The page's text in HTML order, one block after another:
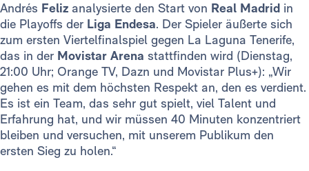
Andrés Feliz analysierte den Start von Real Madrid in
die Playoffs der Liga Endesa. Der Spieler äußerte sich
zum ersten Viertelfinalspiel gegen La Laguna Tenerife,
das in der Movistar Arena stattfinden wird (Dienstag,
21:00 Uhr; Orange TV, Dazn und Movistar Plus+): „Wir
gehen es mit dem höchsten Respekt an, den es verdient.
Es ist ein Team, das sehr gut spielt, viel Talent und
Erfahrung hat, und wir müssen 40 Minuten konzentriert
bleiben und versuchen, mit unserem Publikum den
ersten Sieg zu holen.“